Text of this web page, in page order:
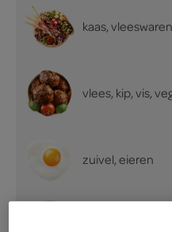
kaas,
vlees, kip, vis,
zuivel, eieren